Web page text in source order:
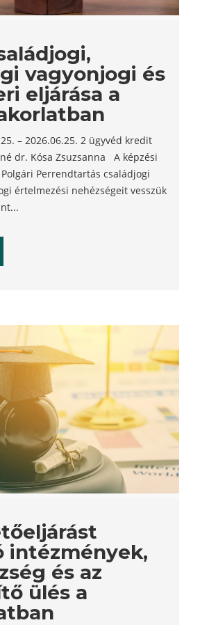
vagyonjogi és
eljárása a
– 2026.06.25. 2 ügyvéd kredit
dr. Kósa Zsuzsanna A képzési
Perrendtartás családjogi
értelmezési nehézségeit vesszük
intézmények,
és az
ülés a